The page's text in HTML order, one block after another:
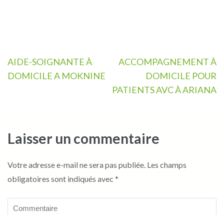
Navigation
de
AIDE-SOIGNANTE À
DOMICILE A MOKNINE
ACCOMPAGNEMENT À
DOMICILE POUR
PATIENTS AVC À ARIANA
Laisser un commentaire
Votre adresse e-mail ne sera pas publiée. Les champs
obligatoires sont indiqués avec *
Commentaire